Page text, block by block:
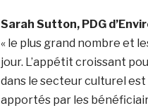
Sarah Sutton, PDG
« le plus grand nombre et
jour. L’appétit croissant
dans le secteur culturel
apportés par les